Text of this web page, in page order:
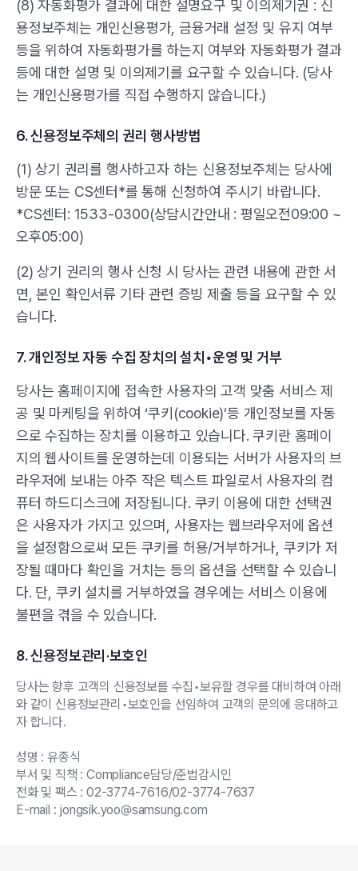
(8) 자동화평가 결과에 대한 설명요구 및 이의제기권 : 신
용정보주체는 개인신용평가, 금융거래 설정 및 유지 여부
등을 위하여 자동화평가를 하는지 여부와 자동화평가 결과
등에 대한 설명 및 이의제기를 요구할 수 있습니다. (당사
는 개인신용평가를 직접 수행하지 않습니다.)
6. 신용정보주체의 권리 행사방법
(1) 상기 권리를 행사하고자 하는 신용정보주체는 당사에
방문 또는 CS센터*를 통해 신청하여 주시기 바랍니다.
*CS센터: 1533-0300(상담시간안내 : 평일오전09:00 ~
오후05:00)
(2) 상기 권리의 행사 신청 시 당사는 관련 내용에 관한 서
면, 본인 확인서류 기타 관련 증빙 제출 등을 요구할 수 있
습니다.
7. 개인정보 자동 수집 장치의 설치•운영 및 거부
당사는 홈페이지에 접속한 사용자의 고객 맞춤 서비스 제
공 및 마케팅을 위하여 ‘쿠키(cookie)’등 개인정보를 자동
으로 수집하는 장치를 이용하고 있습니다. 쿠키란 홈페이
지의 웹사이트를 운영하는데 이용되는 서버가 사용자의 브
라우저에 보내는 아주 작은 텍스트 파일로서 사용자의 컴
퓨터 하드디스크에 저장됩니다. 쿠키 이용에 대한 선택권
은 사용자가 가지고 있으며, 사용자는 웹브라우저에 옵션
을 설정함으로써 모든 쿠키를 허용/거부하거나, 쿠키가 저
장될 때마다 확인을 거치는 등의 옵션을 선택할 수 있습니
다. 단, 쿠키 설치를 거부하였을 경우에는 서비스 이용에
불편을 겪을 수 있습니다.
8. 신용정보관리·보호인
당사는 향후 고객의 신용정보를 수집•보유할 경우를 대비하여 아래
와 같이 신용정보관리•보호인을 선임하여 고객의 문의에 응대하고
자 합니다.
성명 : 유종식
부서 및 직책 : Compliance담당/준법감시인
전화 및 팩스 : 02-3774-7616/02-3774-7637
E-mail : jongsik.yoo@samsung.com